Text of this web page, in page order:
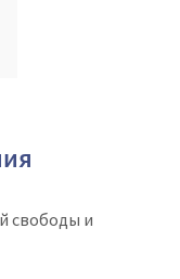
свободы и